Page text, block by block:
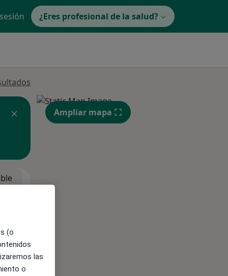
¿Eres profesional de la salud?
Ampliar mapa
(o
las
o